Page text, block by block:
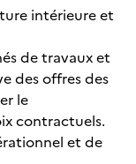
intérieure et
de travaux et
des offres des
le
contractuels.
et de